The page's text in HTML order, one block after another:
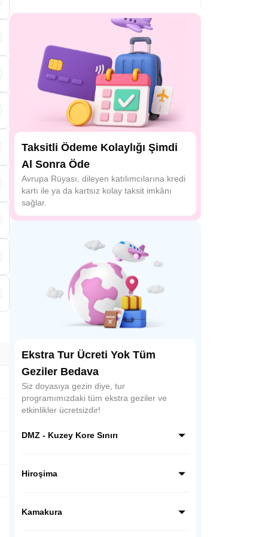
Taksitli Ödeme Kolaylığı Şimdi
Al Sonra Öde
Avrupa Rüyası, dileyen katılımcılarına kredi
kartı ile ya da kartsız kolay taksit imkânı
sağlar.
Ekstra Tur Ücreti Yok Tüm
Geziler Bedava
Siz doyasıya gezin diye, tur
programımızdaki tüm ekstra geziler ve
etkinlikler ücretsizdir!
DMZ - Kuzey Kore Sınırı
ilginç ve hassas bölgelerinden biri olan
sınırı yakından görüyor, Kore tarihine ve
Hiroşima
çıkıyoruz; Barış Anıtı Parkı ve Atom
Kamakura